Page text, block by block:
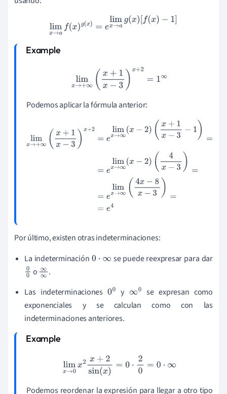
limx→af(x)g =elimx→ag(x)[f(x)−1]
lim →+ ∞ (x+ 1x −3)x +2 ∞
Podemos aplicar la fórmula anterior:
x → +∞(x 3)x+ 2=elimx→∞(x−2)
( x+ 3− 1)= =elim −2 )
)= 4
Por último, existen otras indeterminaciones:
La indeterminación 0· ∞
se puede reexpresar para dar
0
0
o ∞
∞
.
Las indeterminaciones00 y ∞0
se expresan como
exponenciales y se calculan como con las
indeterminaciones anteriores.
limx→0x2x+2 sin (x )= 0·2 0= 0·∞
Podemos reordenar la expresión para llegar a otro tipo